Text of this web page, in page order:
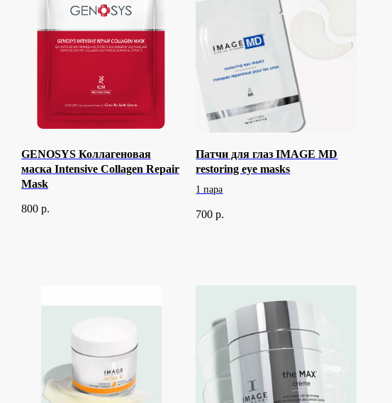
GENOSYS Коллагеновая
маска Intensive Collagen Repair
Mask
800 р.
Патчи для глаз IMAGE MD
restoring eye masks
1 пара
700 р.